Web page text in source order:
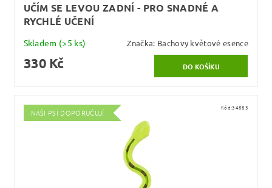
UČÍM SE LEVOU ZADNÍ - PRO SNADNÉ A
RYCHLÉ UČENÍ
Skladem (>5 ks) Značka: Bachovy květové esence
330 Kč
NAŠI PSI DOPORUČUJÍ
Kód:34885